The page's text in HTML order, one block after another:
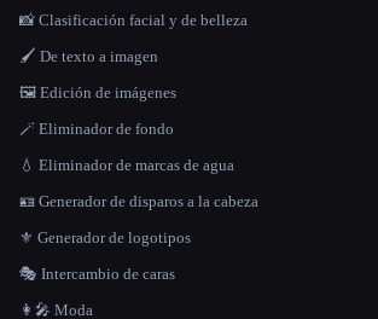
📸 Clasificación facial y de belleza
🖌️ De texto a imagen
🖼️ Edición de imágenes
🪄 Eliminador de fondo
💧 Eliminador de marcas de agua
🪪 Generador de disparos a la cabeza
⚜️ Generador de logotipos
🎭 Intercambio de caras
👩‍🎤 Moda